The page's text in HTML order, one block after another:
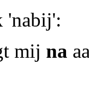
'nabij':
mij na